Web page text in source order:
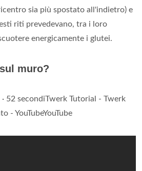
sia più spostato all'indietro) e
riti prevedevano, tra i loro
energicamente i glutei.
muro?
52 secondiTwerk Tutorial - Twerk
- YouTubeYouTube